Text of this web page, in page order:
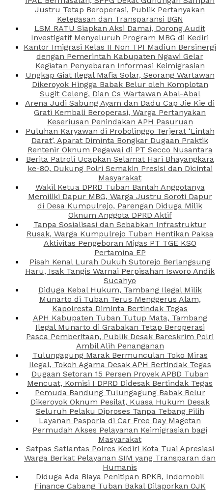
Justru Tetap Beroperasi, Publik Pertanyakan
Ketegasan dan Transparansi BGN
LSM RATU Siapkan Aksi Damai, Dorong Audit
Investigatif Menyeluruh Program MBG di Kediri
Kantor Imigrasi Kelas II Non TPI Madiun Bersinergi
dengan Pemerintah Kabupaten Ngawi Gelar
Kegiatan Penyebaran Informasi Keimigrasian
Ungkap Giat Ilegal Mafia Solar, Seorang Wartawan
Dikeroyok Hingga Babak Belur oleh Komplotan
Sugit Celeng, Dian Cs Wartawan Abal-Abal
Arena Judi Sabung Ayam dan Dadu Cap Jie Kie di
Grati Kembali Beroperasi, Warga Pertanyakan
Keseriusan Penindakan APH Pasuruan
Puluhan Karyawan di Probolinggo Terjerat ‘Lintah
Darat’, Aparat Diminta Bongkar Dugaan Praktik
Rentenir Oknum Pegawai di PT Secco Nusantara
Berita Patroli Ucapkan Selamat Hari Bhayangkara
ke-80, Dukung Polri Semakin Presisi dan Dicintai
Masyarakat
Wakil Ketua DPRD Tuban Bantah Anggotanya
Memiliki Dapur MBG, Warga Justru Soroti Dapur
di Desa Kumpulrejo, Parengan Diduga Milik
Oknum Anggota DPRD Aktif
Tanpa Sosialisasi dan Sebabkan Infrastruktur
Rusak, Warga Kumpulrejo Tuban Hentikan Paksa
Aktivitas Pengeboran Migas PT TGE KSO
Pertamina EP
Pisah Kenal Lurah Dukuh Sutorejo Berlangsung
Haru, Isak Tangis Warnai Perpisahan Isworo Andik
Sucahyo
Diduga Kebal Hukum, Tambang Ilegal Milik
Munarto di Tuban Terus Menggerus Alam,
Kapolresta Diminta Bertindak Tegas
APH Kabupaten Tuban Tutup Mata, Tambang
Ilegal Munarto di Grabakan Tetap Beroperasi
Pasca Pemberitaan, Publik Desak Bareskrim Polri
Ambil Alih Penanganan
Tulungagung Marak Bermunculan Toko Miras
Ilegal, Tokoh Agama Desak APH Bertindak Tegas
Dugaan Setoran 15 Persen Proyek APBD Tuban
Mencuat, Komisi I DPRD Didesak Bertindak Tegas
Pemuda Bandung Tulungagung Babak Belur
Dikeroyok Oknum Pesilat, Kuasa Hukum Desak
Seluruh Pelaku Diproses Tanpa Tebang Pilih
Layanan Pasporia di Car Free Day Magetan
Permudah Akses Pelayanan Keimigrasian bagi
Masyarakat
Satpas Satlantas Polres Kediri Kota Tuai Apresiasi
Warga Berkat Pelayanan SIM yang Transparan dan
Humanis
Diduga Ada Biaya Penitipan BPKB, Indomobil
Finance Cabang Tuban Bakal Dilaporkan OJK